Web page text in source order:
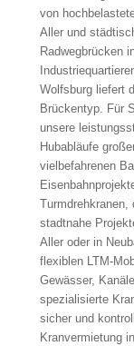
von
Aller und
Radwegbrücken
Wolfsburg liefert
Brückentyp. Für
unsere
Hubabläufe
vielbefahrenen
Turmdrehkranen,
stadtnahe
Aller oder in
flexiblen LTM-
Gewässer,
spezialisierte
sicher und
Kranvermietung